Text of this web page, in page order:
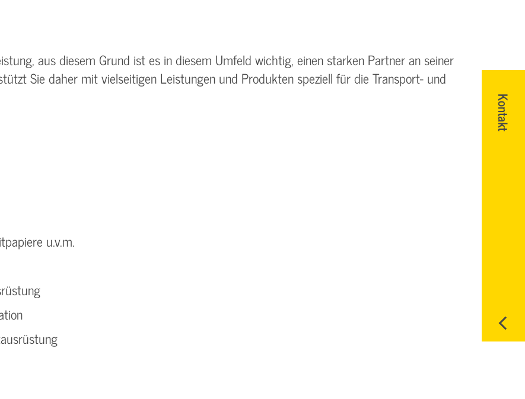
Kontakt
aus diesem Grund ist es in diesem Umfeld wichtig, einen starken Partner an seiner
Sie daher mit vielseitigen Leistungen und Produkten speziell für die Transport- und
u.v.m.